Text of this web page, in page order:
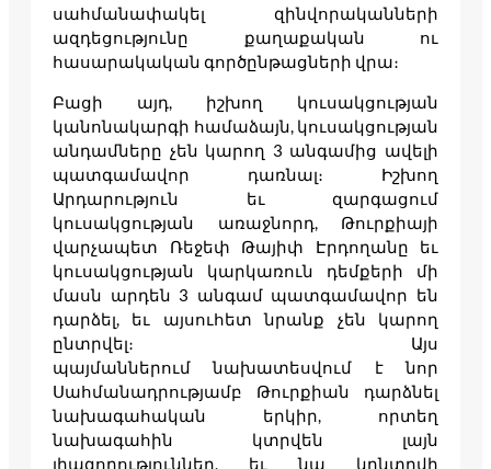
սահմանափակել զինվորականների
ազդեցությունը քաղաքական ու
հասարակական գործընթացների վրա։
Բացի այդ, իշխող կուսակցության
կանոնակարգի համաձայն, կուսակցության
անդամները չեն կարող 3 անգամից ավելի
պատգամավոր դառնալ։ Իշխող
Արդարություն եւ զարգացում
կուսակցության առաջնորդ, Թուրքիայի
վարչապետ Ռեջեփ Թայիփ Էրդողանը եւ
կուսակցության կարկառուն դեմքերի մի
մասն արդեն 3 անգամ պատգամավոր են
դարձել, եւ այսուհետ նրանք չեն կարող
ընտրվել։ Այս
պայմաններում նախատեսվում է նոր
Սահմանադրությամբ Թուրքիան դարձնել
նախագահական երկիր, որտեղ
նախագահին կտրվեն լայն
լիազորություններ, եւ նա կընտրվի